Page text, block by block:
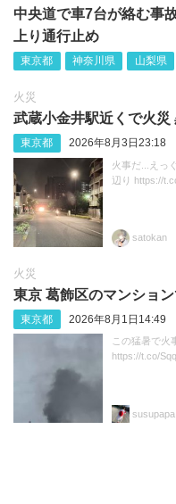
中央道で車7台が絡む事
上り通行止め
東京都 神奈川県 山梨県
火災
武蔵小金井駅近くで火災
東京都 2026年8月3日23:18
火事だ...えっ
辺り https://
satokan
火災
東京 葛飾区のマンショ
東京都 2026年8月1日14:49
この猛暑で火
https://t.co/
susupapa